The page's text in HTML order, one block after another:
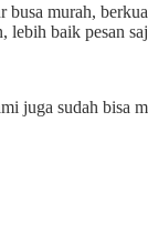
busa murah,
lebih baik pesan
juga sudah bisa